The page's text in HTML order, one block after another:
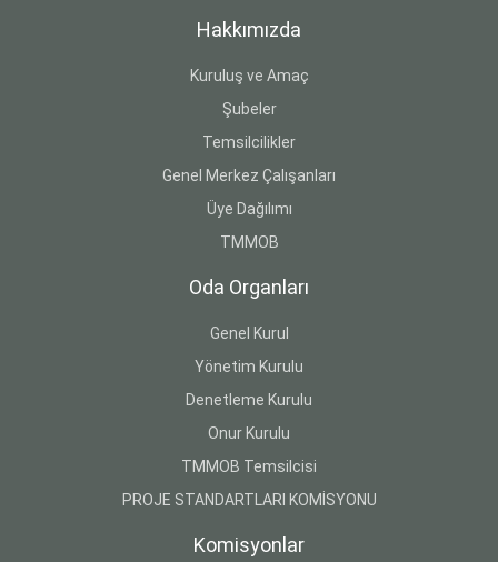
Hakkımızda
Kuruluş ve Amaç
Şubeler
Temsilcilikler
Genel Merkez Çalışanları
Üye Dağılımı
TMMOB
Oda Organları
Genel Kurul
Yönetim Kurulu
Denetleme Kurulu
Onur Kurulu
TMMOB Temsilcisi
PROJE STANDARTLARI KOMİSYONU
Komisyonlar